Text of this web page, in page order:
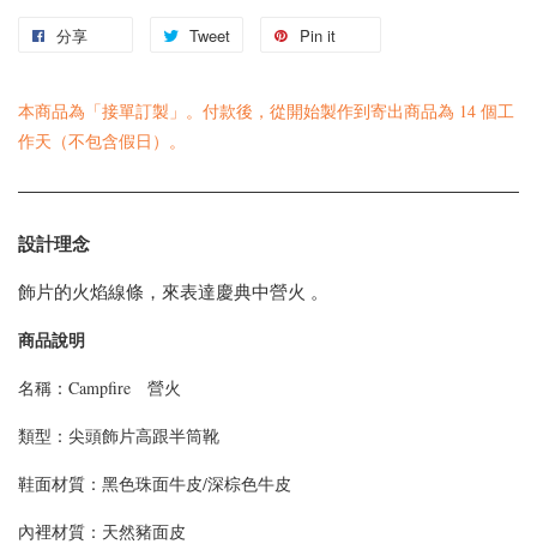
分享 Tweet Pin it
本商品為「接單訂製」。付款後，從開始製作到寄出商品為 14 個工
作天（不包含假日）。
設計理念
飾片的火焰線條，來表達慶典中營火 。
商品說明
名稱：Campfire 營火
類型：尖頭飾片高跟半筒靴
鞋面材質：黑色珠面牛皮/深棕色牛皮
內裡材質：天然豬面皮